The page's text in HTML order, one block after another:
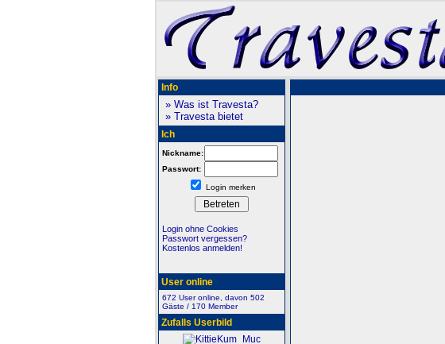
Info
» Was ist Travesta?
» Travesta bietet
Ich
Nickname:
Passwort:
Login merken
Login ohne Cookies
Passwort vergessen?
Kostenlos anmelden!
User online
672 User online, davon 502
Gäste / 170 Member
Zufalls Userbild